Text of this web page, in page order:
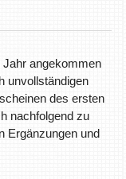
angekommen
unvollständigen
des ersten
nachfolgend zu
Ergänzungen und